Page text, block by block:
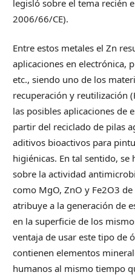
legisló sobre el tema recién
2006/66/CE).
Entre estos metales el Zn
aplicaciones en electrónica,
etc., siendo uno de los
recuperación y reutilización
las posibles aplicaciones de
partir del reciclado de pilas
aditivos bioactivos para
higiénicas. En tal sentido,
sobre la actividad
como MgO, ZnO y Fe2O3
atribuye a la generación de
en la superficie de los
ventaja de usar este tipo de
contienen elementos
humanos al mismo tiempo